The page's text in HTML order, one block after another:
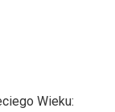
Wieku: